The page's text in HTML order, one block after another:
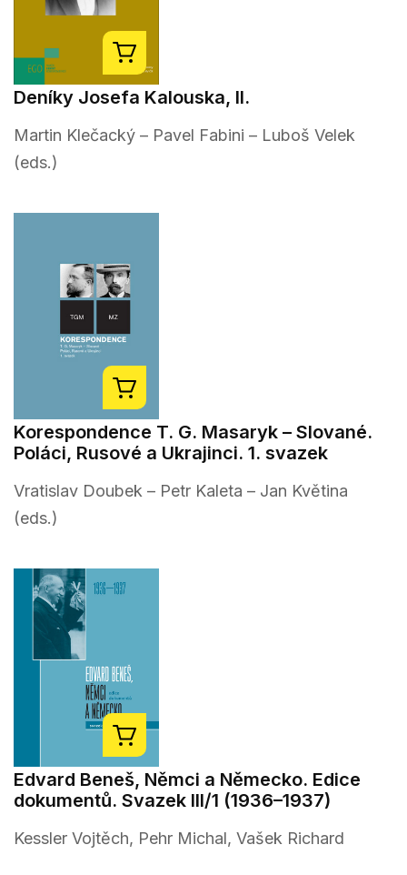
Deníky Josefa Kalouska, II.
Martin Klečacký – Pavel Fabini – Luboš Velek
(eds.)
Korespondence T. G. Masaryk – Slované.
Poláci, Rusové a Ukrajinci. 1. svazek
Vratislav Doubek – Petr Kaleta – Jan Květina
(eds.)
Edvard Beneš, Němci a Německo. Edice
dokumentů. Svazek III/1 (1936–1937)
Kessler Vojtěch, Pehr Michal, Vašek Richard